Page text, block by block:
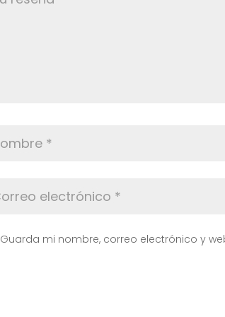
Guarda mi nombre, correo electrónico y